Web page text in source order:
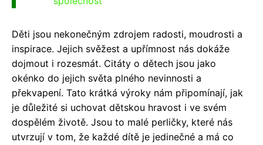
Děti jsou nekonečným zdrojem radosti, moudrosti a
inspirace. Jejich svěžest a upřímnost nás dokáže
dojmout i rozesmát. Citáty o dětech jsou jako
okénko do jejich světa plného nevinnosti a
překvapení. Tato krátká výroky nám připomínají, jak
je důležité si uchovat dětskou hravost i ve svém
dospělém životě. Jsou to malé perličky, které nás
utvrzují v tom, že každé dítě je jedinečné a má co